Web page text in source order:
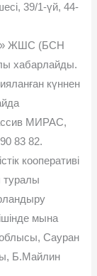
39/1-үй, 44-
ЖШС (БСН
хабарлайды.
күннен
МИРАС,
83 82.
кооперативі
туралы
мына
Сауран
Б.Майлин